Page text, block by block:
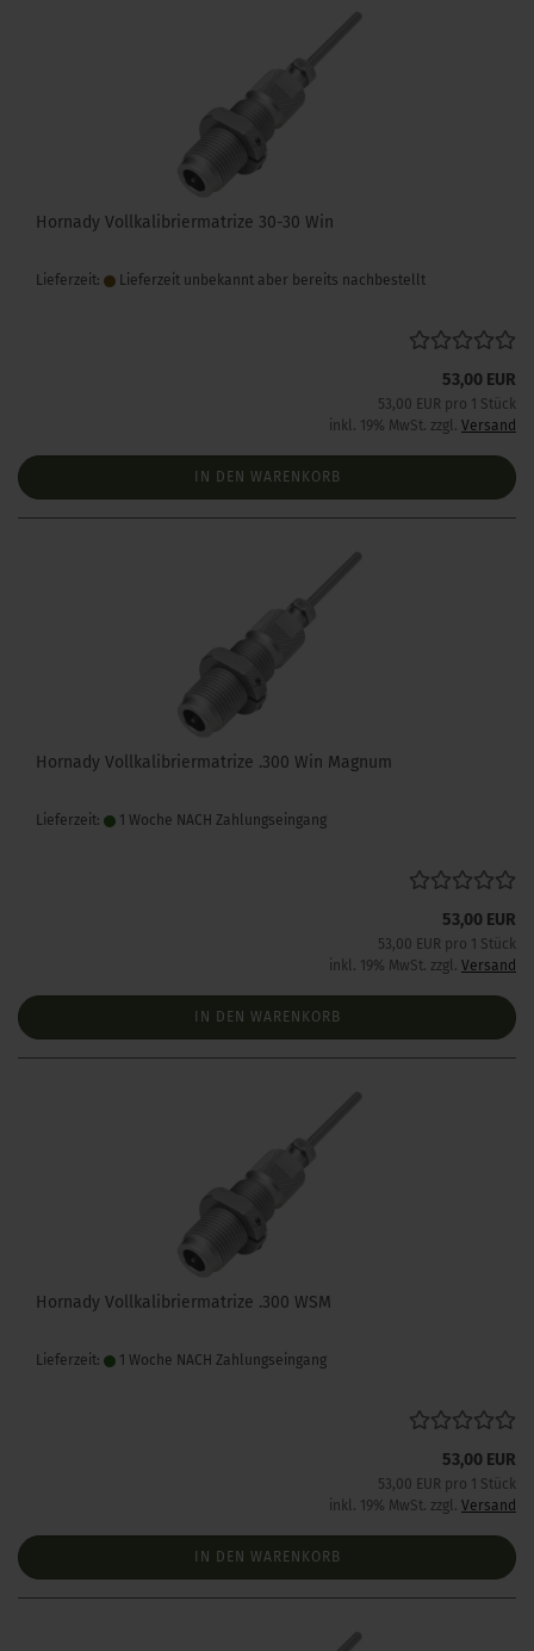
Hornady Vollkalibriermatrize 30-30 Win
Lieferzeit: Lieferzeit unbekannt aber bereits nachbestellt
53,00 EUR
53,00 EUR pro 1 Stück
inkl. 19% MwSt. zzgl. Versand
IN DEN WARENKORB
Hornady Vollkalibriermatrize .300 Win Magnum
Lieferzeit: 1 Woche NACH Zahlungseingang
53,00 EUR
53,00 EUR pro 1 Stück
inkl. 19% MwSt. zzgl. Versand
IN DEN WARENKORB
Hornady Vollkalibriermatrize .300 WSM
Lieferzeit: 1 Woche NACH Zahlungseingang
53,00 EUR
53,00 EUR pro 1 Stück
inkl. 19% MwSt. zzgl. Versand
IN DEN WARENKORB